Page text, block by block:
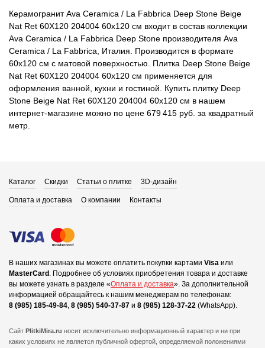
Керамогранит Ava Ceramica / La Fabbrica Deep Stone Beige
Nat Ret 60X120 204004 60x120 см входит в состав коллекции
Ava Ceramica / La Fabbrica Deep Stone производителя Ava
Ceramica / La Fabbrica, Италия. Производится в формате
60x120 см с матовой поверхностью. Плитка Deep Stone Beige
Nat Ret 60X120 204004 60x120 см применяется для
оформления ванной, кухни и гостиной. Купить плитку Deep
Stone Beige Nat Ret 60X120 204004 60x120 см в нашем
интернет-магазине можно по цене 679 415 руб. за квадратный
метр.
Каталог Скидки Статьи о плитке 3D-дизайн
Оплата и доставка О компании Контакты
В наших магазинах вы можете оплатить покупки картами Visa или
MasterCard . Подробнее об условиях приобретения товара и доставке
вы можете узнать в разделе «Оплата и доставка». За дополнительной
информацией обращайтесь к нашим менеджерам по телефонам:
8 (985) 185-49-84, 8 (985) 540-37-87 и 8 (985) 128-37-22 (WhatsApp).
Сайт PlitkiMira.ru носит исключительно информационный характер и ни при
каких условиях не является публичной офертой, определяемой положениями